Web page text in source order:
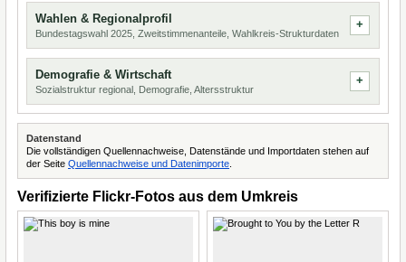
Wahlen & Regionalprofil
Bundestagswahl 2025, Zweitstimmenanteile, Wahlkreis-Strukturdaten
Demografie & Wirtschaft
Sozialstruktur regional, Demografie, Altersstruktur
Datenstand
Die vollständigen Quellennachweise, Datenstände und Importdaten stehen auf
der Seite Quellennachweise und Datenimporte
Verifizierte Flickr-Fotos aus dem Umkreis